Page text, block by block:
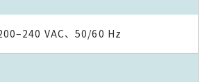
VAC、50/60 Hz